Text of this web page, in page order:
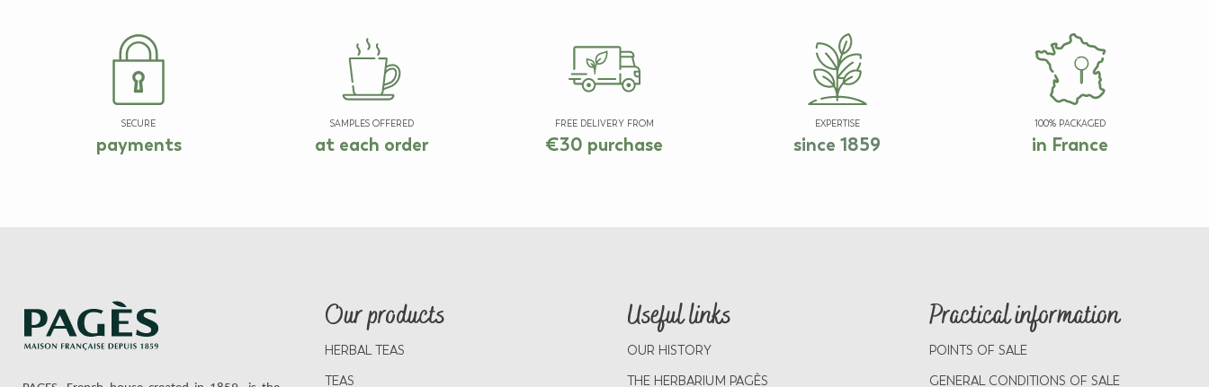
SECURE
payments
SAMPLES OFFERED
at each order
FREE DELIVERY FROM
€30 purchase
EXPERTISE
since 1859
100% PACKAGED
in France
Our products
HERBAL TEAS
TEAS
Useful links
OUR HISTORY
THE HERBARIUM PAGÈS
Practical information
POINTS OF SALE
GENERAL CONDITIONS OF SALE